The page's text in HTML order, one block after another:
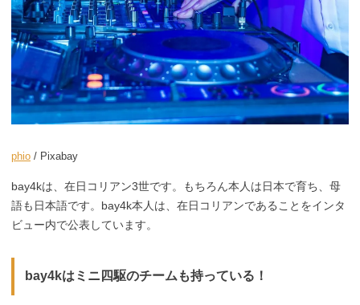
phio / Pixabay
bay4kは、在日コリアン3世です。もちろん本人は日本で育ち、母
語も日本語です。bay4k本人は、在日コリアンであることをインタ
ビュー内で公表しています。
bay4kはミニ四駆のチームも持っている！